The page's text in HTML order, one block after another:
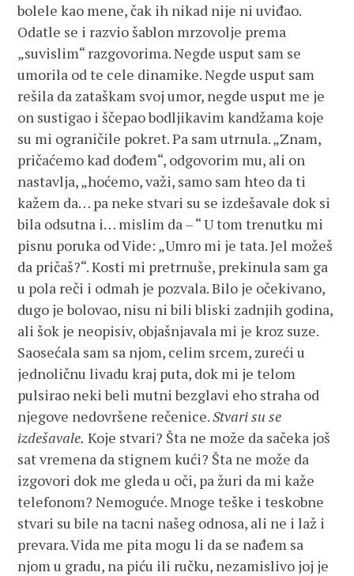
bolele kao mene, čak ih nikad nije ni uviđao.
Odatle se i razvio šablon mrzovolje prema
„suvislim“ razgovorima. Negde usput sam se
umorila od te cele dinamike. Negde usput sam
rešila da zataškam svoj umor, negde usput me je
on sustigao i ščepao bodljikavim kandžama koje
su mi ograničile pokret. Pa sam utrnula. „Znam,
pričaćemo kad dođem“, odgovorim mu, ali on
nastavlja, „hoćemo, važi, samo sam hteo da ti
kažem da… pa neke stvari su se izdešavale dok si
bila odsutna i… mislim da – “ U tom trenutku mi
pisnu poruka od Vide: „Umro mi je tata. Jel možeš
da pričaš?“. Kosti mi pretrnuše, prekinula sam ga
u pola reči i odmah je pozvala. Bilo je očekivano,
dugo je bolovao, nisu ni bili bliski zadnjih godina,
ali šok je neopisiv, objašnjavala mi je kroz suze.
Saosećala sam sa njom, celim srcem, zureći u
jednoličnu livadu kraj puta, dok mi je telom
pulsirao neki beli mutni bezglavi eho straha od
njegove nedovršene rečenice.Stvari su se
izdešavale. Koje stvari? Šta ne može da sačeka još
sat vremena da stignem kući? Šta ne može da
izgovori dok me gleda u oči, pa žuri da mi kaže
telefonom? Nemoguće. Mnoge teške i teskobne
stvari su bile na tacni našeg odnosa, ali ne i laž i
prevara. Vida me pita mogu li da se nađem sa
njom u gradu, na piću ili ručku, nezamislivo joj je